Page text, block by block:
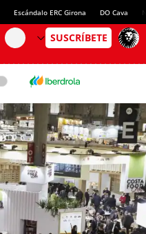
Escándalo ERC Girona DO Cava